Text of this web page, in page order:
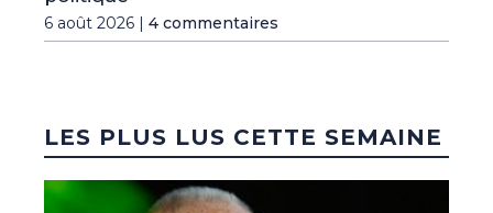
6 août 2026 | 4 commentaires
LES PLUS LUS CETTE SEMAINE